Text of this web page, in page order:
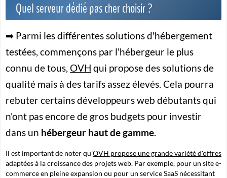
Quel serveur dédié pas cher choisir ?
➡ Parmi les différentes solutions d'hébergement
testées, commençons par l'hébergeur le plus
connu de tous, OVH qui propose des solutions de
qualité mais à des tarifs assez élevés. Cela pourra
rebuter certains développeurs web débutants qui
n'ont pas encore de gros budgets pour investir
dans un hébergeur haut de gamme.
Il est important de noter qu'OVH propose une grande variété d'offres
adaptées à la croissance des projets web. Par exemple, pour un site e-
commerce en pleine expansion ou pour un service SaaS nécessitant